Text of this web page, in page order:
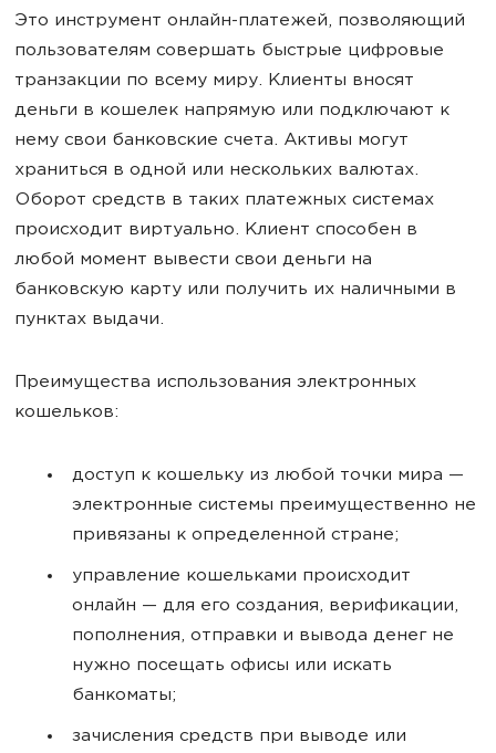
Это инструмент онлайн-платежей, позволяющий
пользователям совершать быстрые цифровые
транзакции по всему миру. Клиенты вносят
деньги в кошелек напрямую или подключают к
нему свои банковские счета. Активы могут
храниться в одной или нескольких валютах.
Оборот средств в таких платежных системах
происходит виртуально. Клиент способен в
любой момент вывести свои деньги на
банковскую карту или получить их наличными в
пунктах выдачи.
Преимущества использования электронных
кошельков:
доступ к кошельку из любой точки мира —
электронные системы преимущественно не
привязаны к определенной стране;
управление кошельками происходит
онлайн — для его создания, верификации,
пополнения, отправки и вывода денег не
нужно посещать офисы или искать
банкоматы;
зачисления средств при выводе или